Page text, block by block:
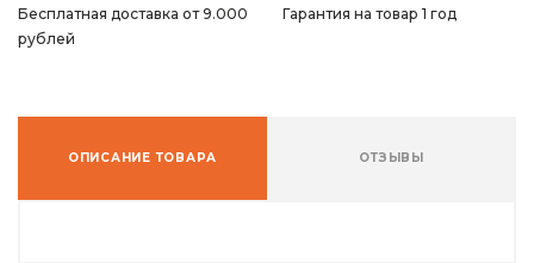
Бесплатная доставка от 9.000
рублей
Гарантия на товар 1 год
ОПИСАНИЕ ТОВАРА ОТЗЫВЫ